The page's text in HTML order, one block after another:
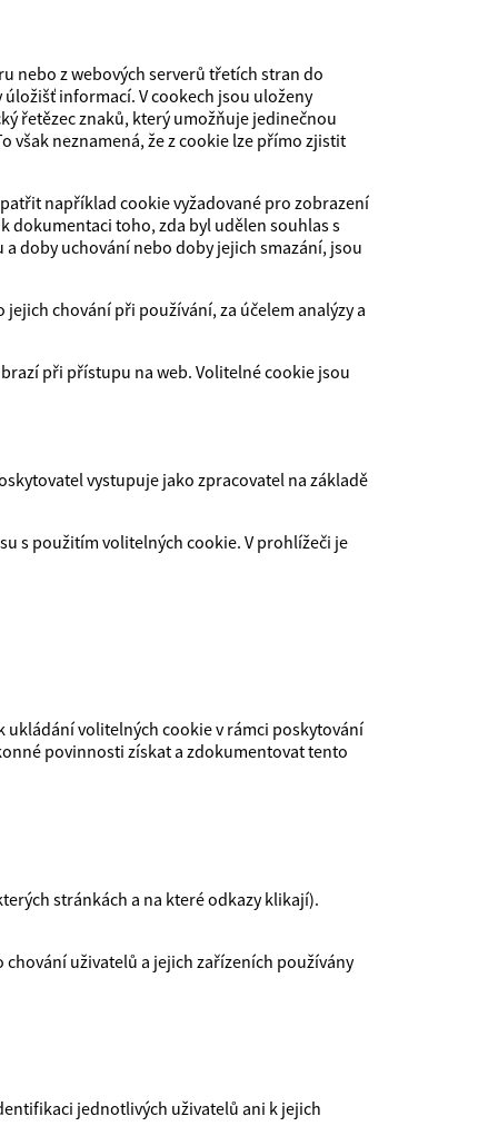
nebo z webových serverů třetích stran do
informací. V cookech jsou uloženy
řetězec znaků, který umožňuje jedinečnou
neznamená, že z cookie lze přímo zjistit
například cookie vyžadované pro zobrazení
dokumentaci toho, zda byl udělen souhlas s
doby uchování nebo doby jejich smazání, jsou
chování při používání, za účelem analýzy a
při přístupu na web. Volitelné cookie jsou
vystupuje jako zpracovatel na základě
s použitím volitelných cookie. V prohlížeči je
ukládání volitelných cookie v rámci poskytování
povinnosti získat a zdokumentovat tento
stránkách a na které odkazy klikají).
uživatelů a jejich zařízeních používány
jednotlivých uživatelů ani k jejich